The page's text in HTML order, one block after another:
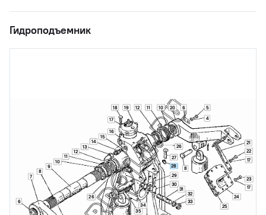
Гидроподъемник
4
5
6
6
7
8
8
9
10
10
11
11
12
12
13
14
15
16
17
17
17
18 19 20
21
22
23
24
25
26
26
27
28
29
30
31
32
33
34
35